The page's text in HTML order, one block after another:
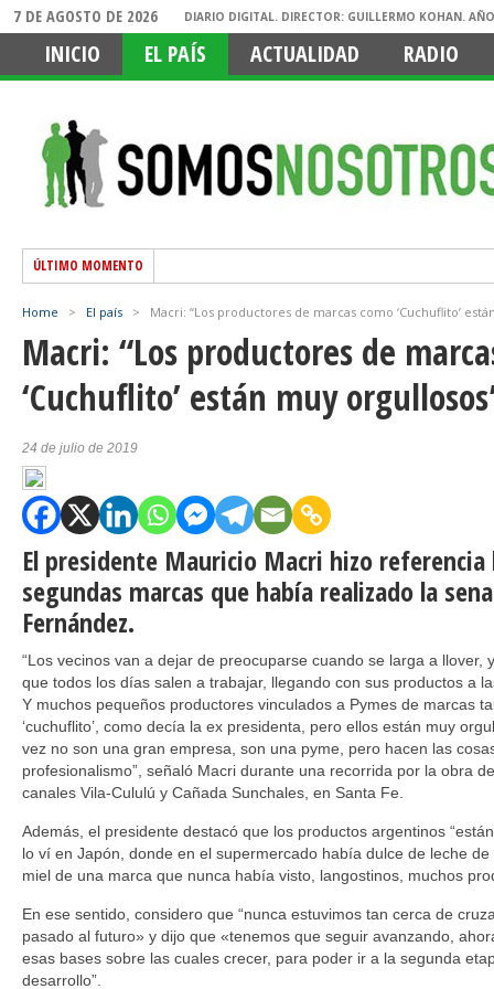
7 DE AGOSTO DE 2026 DIARIO DIGITAL. DIRECTOR: GUILLERMO KOHAN.
INICIO EL PAÍS ACTUALIDAD RADIO
ÚLTIMO MOMENTO
Home > El país > Macri: “Los productores de marcas como ‘Cuchuflito’
Macri: “Los productores de
‘Cuchuflito’ están muy
24 de julio de 2019
El presidente Mauricio Macri hizo
segundas marcas que había realizado la
Fernández.
“Los vecinos van a dejar de preocuparse cuando se larga a llover,
que todos los días salen a trabajar, llegando con sus productos a
Y muchos pequeños productores vinculados a Pymes de marcas
‘cuchuflito’, como decía la ex presidenta, pero ellos están muy
vez no son una gran empresa, son una pyme, pero hacen las
profesionalismo”, señaló Macri durante una recorrida por la obra
canales Vila-Cululú y Cañada Sunchales, en Santa Fe.
Además, el presidente destacó que los productos argentinos
lo ví en Japón, donde en el supermercado había dulce de leche
miel de una marca que nunca había visto, langostinos, muchos
En ese sentido, considero que “nunca estuvimos tan cerca de
pasado al futuro» y dijo que «tenemos que seguir avanzando,
esas bases sobre las cuales crecer, para poder ir a la segunda
desarrollo”.